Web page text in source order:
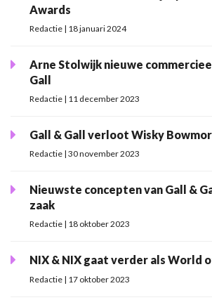
Awards
Redactie | 18 januari 2024
Arne Stolwijk nieuwe
Gall
Redactie | 11 december 2023
Gall & Gall verloot Wisky
Redactie | 30 november 2023
Nieuwste concepten van Gall &
zaak
Redactie | 18 oktober 2023
NIX & NIX gaat verder als World
Redactie | 17 oktober 2023